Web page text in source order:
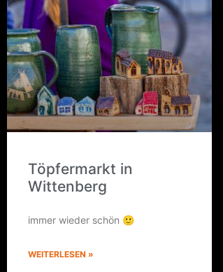
Töp­fer­markt in
Wittenberg
immer wie­der schön 🙂
WEITERLESEN »